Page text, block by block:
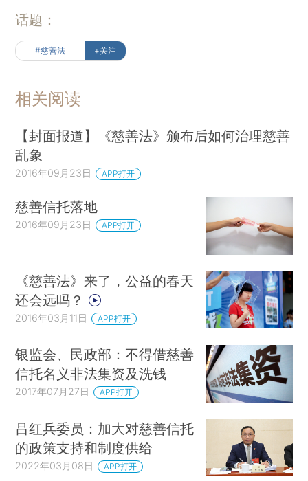
话题：
#慈善法 +关注
相关阅读
【封面报道】《慈善法》颁布后如何治理慈善
乱象
2016年09月23日 APP打开
慈善信托落地
2016年09月23日 APP打开
《慈善法》来了，公益的春天
还会远吗？
2016年03月11日 APP打开
银监会、民政部：不得借慈善
信托名义非法集资及洗钱
2017年07月27日 APP打开
吕红兵委员：加大对慈善信托
的政策支持和制度供给
2022年03月08日 APP打开